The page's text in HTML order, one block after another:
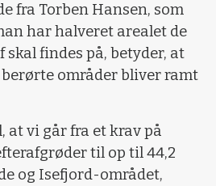
fra Torben Hansen, som
har halveret arealet de
findes på, betyder, at
områder bliver ramt
at vi går fra et krav på
til op til 44,2
og Isefjord-området,